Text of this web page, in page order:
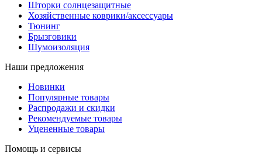
Шторки солнцезащитные
Хозяйственные коврики/аксессуары
Тюнинг
Брызговики
Шумоизоляция
Наши предложения
Новинки
Популярные товары
Распродажи и скидки
Рекомендуемые товары
Уцененные товары
Помощь и сервисы